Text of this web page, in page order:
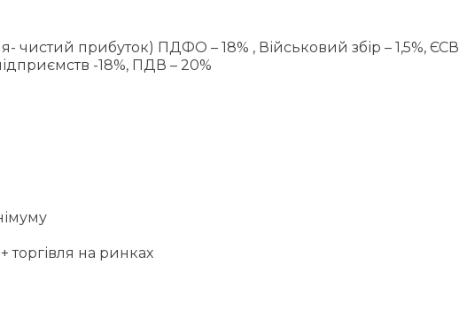
чистий прибуток) ПДФО – 18% , Військовий збір – 1,5%, ЄСВ
-18%, ПДВ – 20%
торгівля на ринках